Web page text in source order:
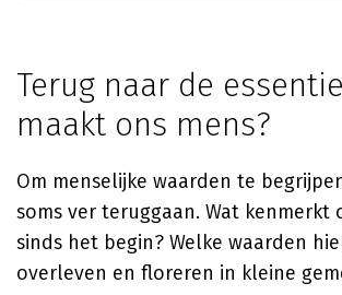
Terug naar de
maakt ons mens?
Om menselijke waarden te
soms ver teruggaan. Wat kenmerkt
sinds het begin? Welke waarden
overleven en floreren in kleine